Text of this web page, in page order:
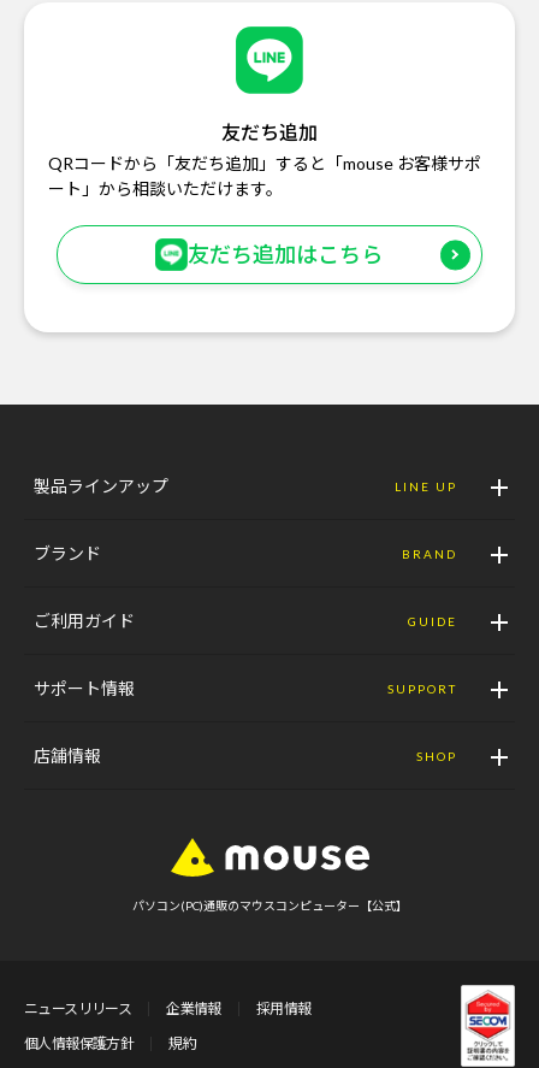
友だち追加
QRコードから「友だち追加」すると「mouse お客様サポ
ート」から相談いただけます。
友だち追加はこちら
製品ラインアップ LINE UP
ブランド BRAND
ご利用ガイド GUIDE
サポート情報 SUPPORT
店舗情報 SHOP
パソコン(PC)通販のマウスコンピューター【公式】
ニュースリリース 企業情報
採用情報
個人情報保護方針
規約